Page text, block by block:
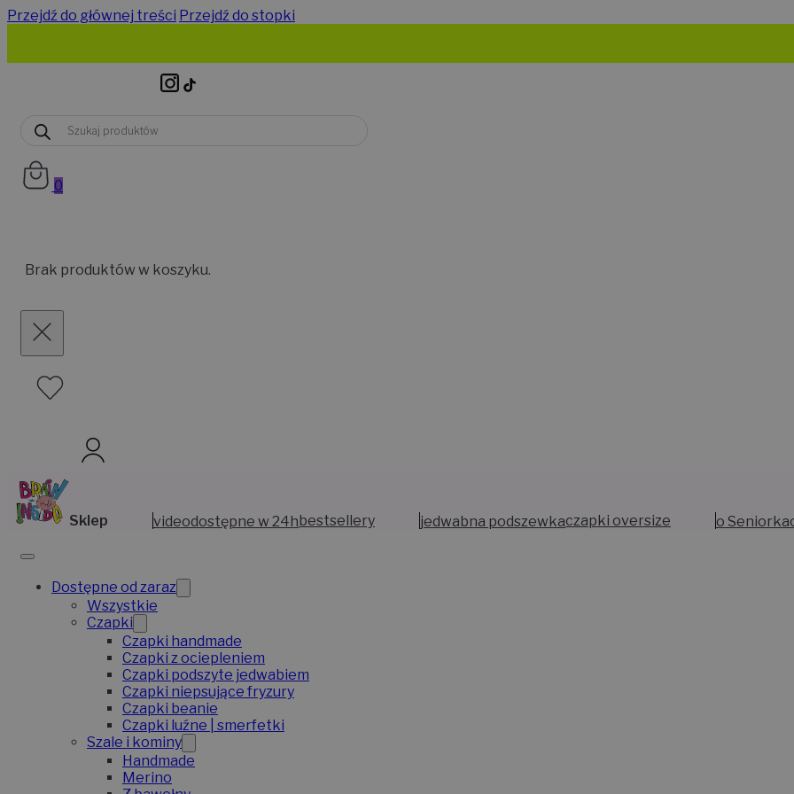
Przejdź do głównej treści Przejdź do stopki
Wyszukiwarka
produktów
0
Brak produktów w koszyku.
Sklep videodostępne w 24hbestsellery jedwabna podszewkaczapki oversize o
Dostępne od zaraz
Wszystkie
Czapki
Czapki handmade
Czapki z ociepleniem
Czapki podszyte jedwabiem
Czapki niepsujące fryzury
Czapki beanie
Czapki luźne | smerfetki
Szale i kominy
Handmade
Merino